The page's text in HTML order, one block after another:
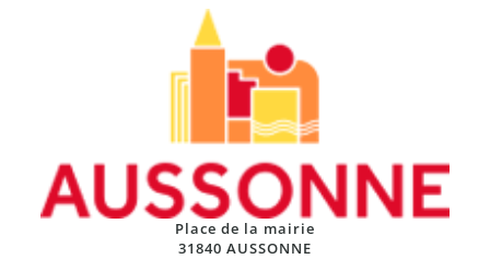
Place de la mairie
31840 AUSSONNE